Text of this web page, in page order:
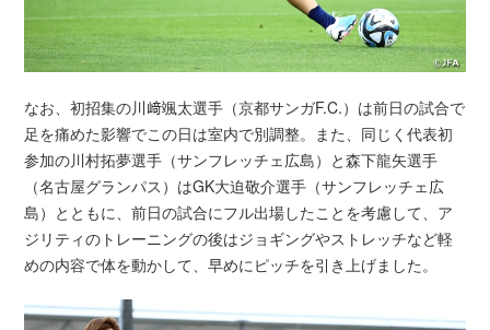
なお、初招集の川﨑颯太選手（京都サンガF.C.）は前日の試合で
足を痛めた影響でこの日は室内で別調整。また、同じく代表初
参加の川村拓夢選手（サンフレッチェ広島）と森下龍矢選手
（名古屋グランパス）はGK大迫敬介選手（サンフレッチェ広
島）とともに、前日の試合にフル出場したことを考慮して、ア
ジリティのトレーニングの後はジョギングやストレッチなど軽
めの内容で体を動かして、早めにピッチを引き上げました。